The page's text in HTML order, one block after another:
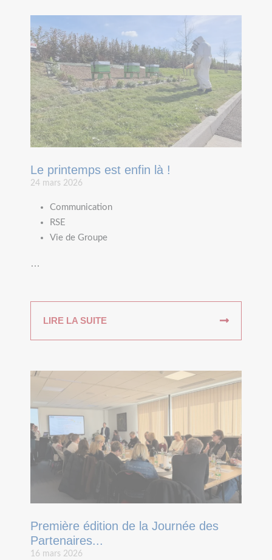
Le printemps est enfin là !
24 mars 2026
Communication
RSE
Vie de Groupe
…
LIRE LA SUITE
Première édition de la Journée des
Partenaires...
16 mars 2026